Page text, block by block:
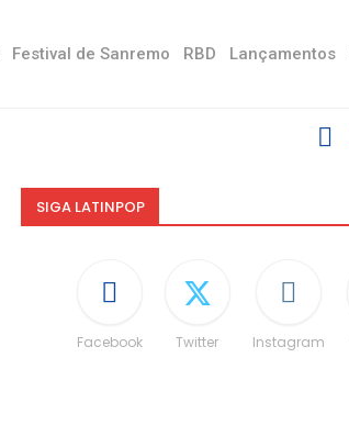
Festival de Sanremo RBD Lançamentos
SIGA LATINPOP
Facebook Twitter Instagram